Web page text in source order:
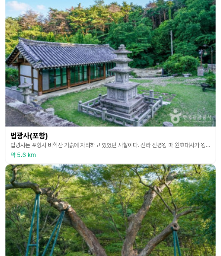
법광사(포항)
법광사는 포항시 비학산 기슭에 자리하고 있었던 사찰이다. 신라 진평왕 때 원효대사가 왕명을 받고 창건했다고 전하나 원효는 648년 진덕여왕 2년에 출가했으므로 신빙성이 없다. 원래는 규모가 525칸에 이르는 큰 사찰이었으나 1863년 화재로 인해 대부분의 건물이 모두 불타 없어지고 현재의 건물은 1952년에 다시 세운 것이다. 법광사의 터에는 석축 위에 자리한 정면 3칸, 측면 2 칸의 원통전을 중심으로 산령각과 요사, 종무소를 배치되어 있다. 건물
약 5.6 km